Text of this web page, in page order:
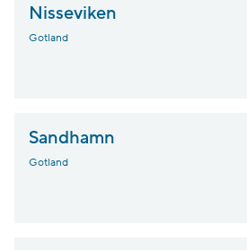
Nisseviken
Gotland
Sandhamn
Gotland